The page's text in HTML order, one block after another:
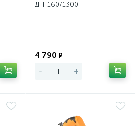
ДП-160/1300
4 790 ₽
- +